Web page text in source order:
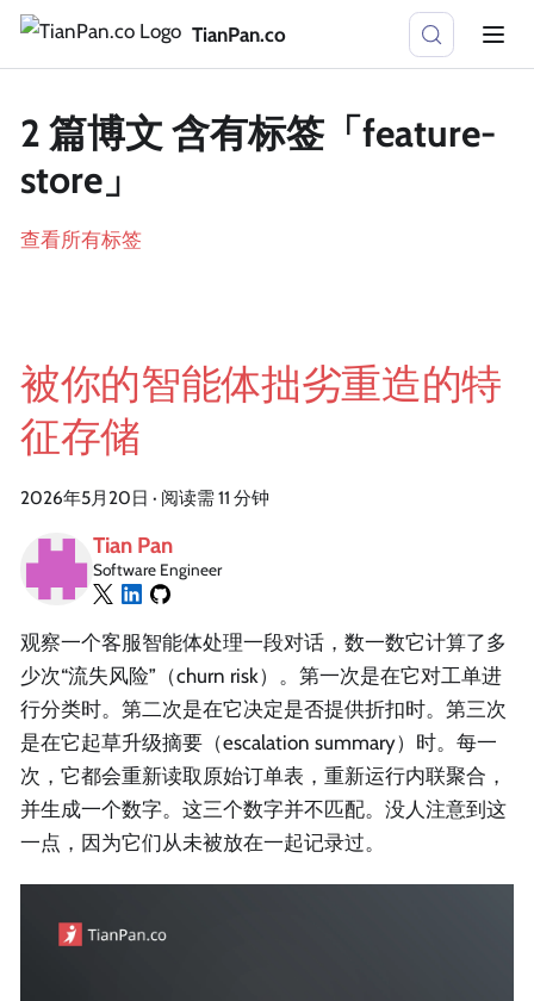
TianPan.co
2 篇博文 含有标签「feature-
store」
查看所有标签
被你的智能体拙劣重造的特
征存储
2026年5月20日 · 阅读需 11 分钟
Tian Pan
Software Engineer
观察一个客服智能体处理一段对话，数一数它计算了多
少次“流失风险”（churn risk）。第一次是在它对工单进
行分类时。第二次是在它决定是否提供折扣时。第三次
是在它起草升级摘要（escalation summary）时。每一
次，它都会重新读取原始订单表，重新运行内联聚合，
并生成一个数字。这三个数字并不匹配。没人注意到这
一点，因为它们从未被放在一起记录过。